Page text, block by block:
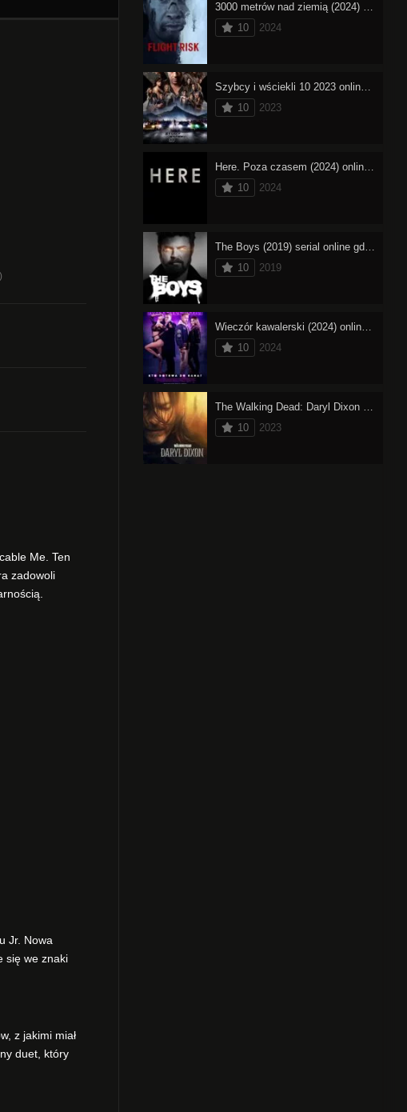
Me. Ten
zadowoli
Jr. Nowa
się we znaki
z jakimi miał
duet, który
3000 metrów nad ziemią (2024) online cały film – oglądaj
10
2024
Szybcy i wściekli 10 2023 online cały film – oglądaj
10
2023
Here. Poza czasem (2024) online cały film – oglądaj
10
2024
The Boys (2019) serial online gdzie obejrzeć
10
2019
Wieczór kawalerski (2024) online cały film – oglądaj
10
2024
The Walking Dead: Daryl Dixon (2023) oglądaj online
10
2023